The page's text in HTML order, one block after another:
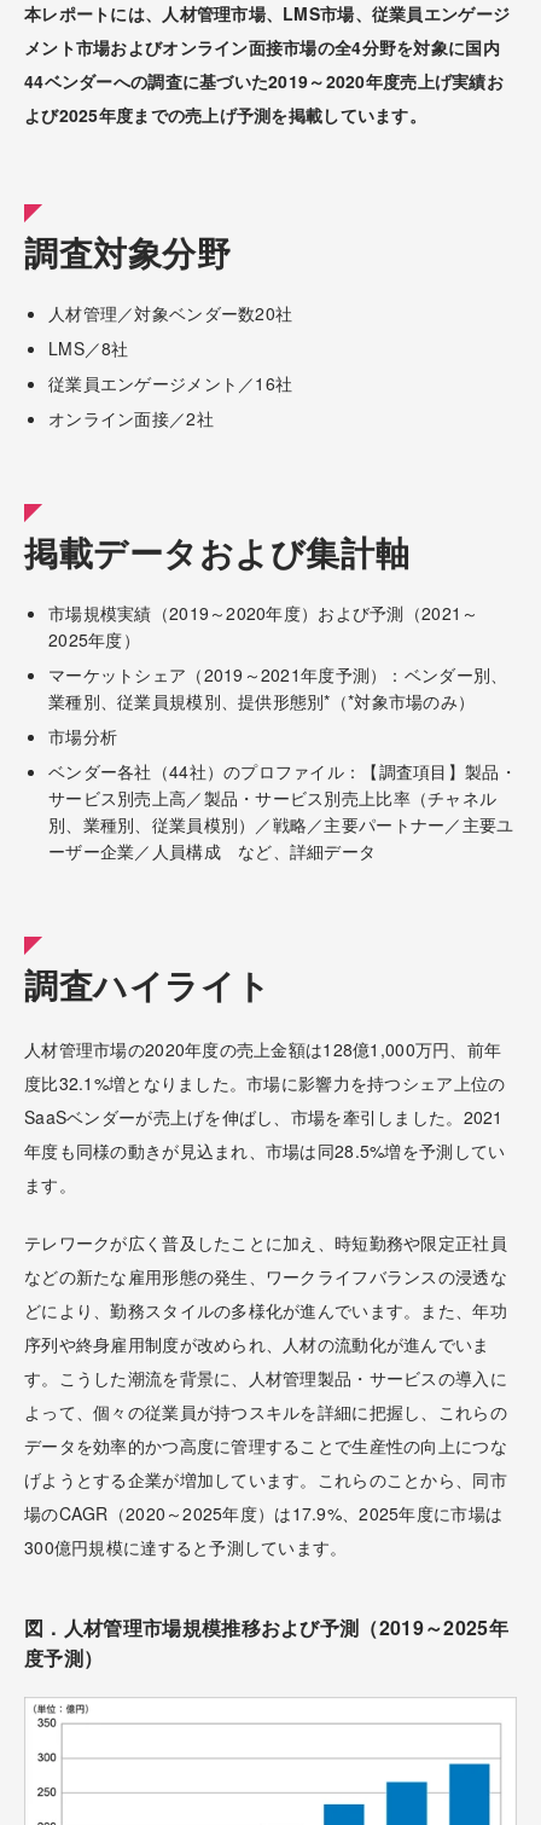
本レポートには、人材管理市場、LMS市場、従業員エンゲージ
メント市場およびオンライン面接市場の全4分野を対象に国内
44ベンダーへの調査に基づいた2019～2020年度売上げ実績お
よび2025年度までの売上げ予測を掲載しています。
調査対象分野
人材管理／対象ベンダー数20社
LMS／8社
従業員エンゲージメント／16社
オンライン面接／2社
掲載データおよび集計軸
市場規模実績（2019～2020年度）および予測（2021～
2025年度）
マーケットシェア（2019～2021年度予測）：ベンダー別、
業種別、従業員規模別、提供形態別*（*対象市場のみ）
市場分析
ベンダー各社（44社）のプロファイル：【調査項目】製品・
サービス別売上高／製品・サービス別売上比率（チャネル
別、業種別、従業員模別）／戦略／主要パートナー／主要ユ
ーザー企業／人員構成 など、詳細データ
調査ハイライト
人材管理市場の2020年度の売上金額は128億1,000万円、前年
度比32.1%増となりました。市場に影響力を持つシェア上位の
SaaSベンダーが売上げを伸ばし、市場を牽引しました。2021
年度も同様の動きが見込まれ、市場は同28.5%増を予測してい
ます。
テレワークが広く普及したことに加え、時短勤務や限定正社員
などの新たな雇用形態の発生、ワークライフバランスの浸透な
どにより、勤務スタイルの多様化が進んでいます。また、年功
序列や終身雇用制度が改められ、人材の流動化が進んでいま
す。こうした潮流を背景に、人材管理製品・サービスの導入に
よって、個々の従業員が持つスキルを詳細に把握し、これらの
データを効率的かつ高度に管理することで生産性の向上につな
げようとする企業が増加しています。これらのことから、同市
場のCAGR（2020～2025年度）は17.9%、2025年度に市場は
300億円規模に達すると予測しています。
図．人材管理市場規模推移および予測（2019～2025年
度予測）